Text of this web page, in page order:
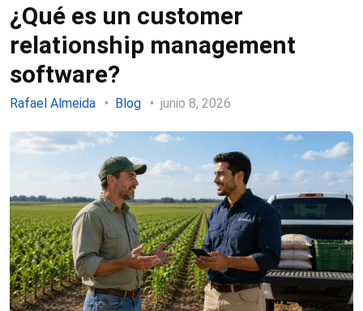
¿Qué es un customer
relationship management
software?
Rafael Almeida Blog junio 8, 2026